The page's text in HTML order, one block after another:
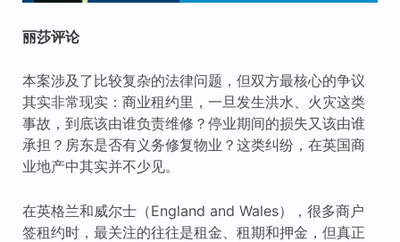
丽莎评论
本案涉及了比较复杂的法律问题，但双方最核心的争议
其实非常现实：商业租约里，一旦发生洪水、火灾这类
事故，到底该由谁负责维修？停业期间的损失又该由谁
承担？房东是否有义务修复物业？这类纠纷，在英国商
业地产中其实并不少见。
在英格兰和威尔士（England and Wales），很多商户
签租约时，最关注的往往是租金、租期和押金，但真正